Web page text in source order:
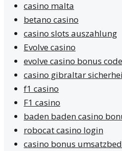
casino malta
betano casino
casino slots auszahlung
Evolve casino
evolve casino bonus
casino gibraltar
f1 casino
F1 casino
baden baden casino
robocat casino login
casino bonus